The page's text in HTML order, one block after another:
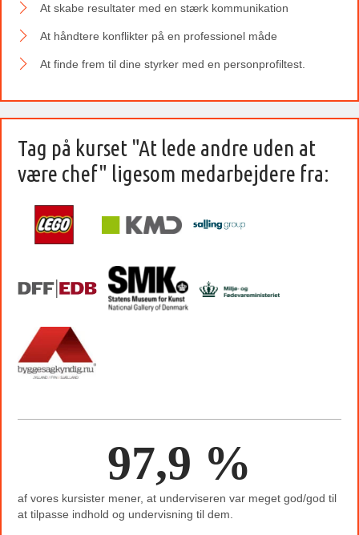
At skabe resultater med en stærk kommunikation
At håndtere konflikter på en professionel måde
At finde frem til dine styrker med en personprofiltest.
Tag på kurset "At lede andre uden at
være chef" ligesom medarbejdere fra:
97,9 %
af vores kursister mener, at underviseren var meget god/god til
at tilpasse indhold og undervisning til dem.